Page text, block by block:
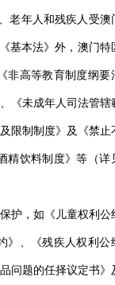
年人和残疾人受澳
基本法》外，澳门特
高等教育制度纲要
《未成年人司法管辖
限制制度》及《禁止
精饮料制度》等（详
，如《儿童权利公
、《残疾人权利公
问题的任择议定书》